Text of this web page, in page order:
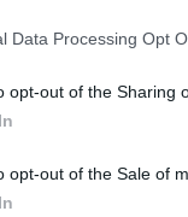
Data Processing Opt
opt-out of the Sharing
opt-out of the Sale of
hogy
határozatlan
átadni az általa
miatt